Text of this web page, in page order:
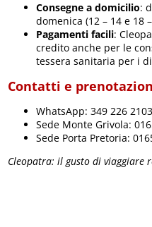
Consegne a domicilio:
domenica (12 – 14 e 18
Pagamenti facili:
credito anche per le
tessera sanitaria per i
Contatti e
WhatsApp: 349 226 2103
Sede Monte Grivola:
Sede Porta Pretoria:
Cleopatra: il gusto di viaggiare